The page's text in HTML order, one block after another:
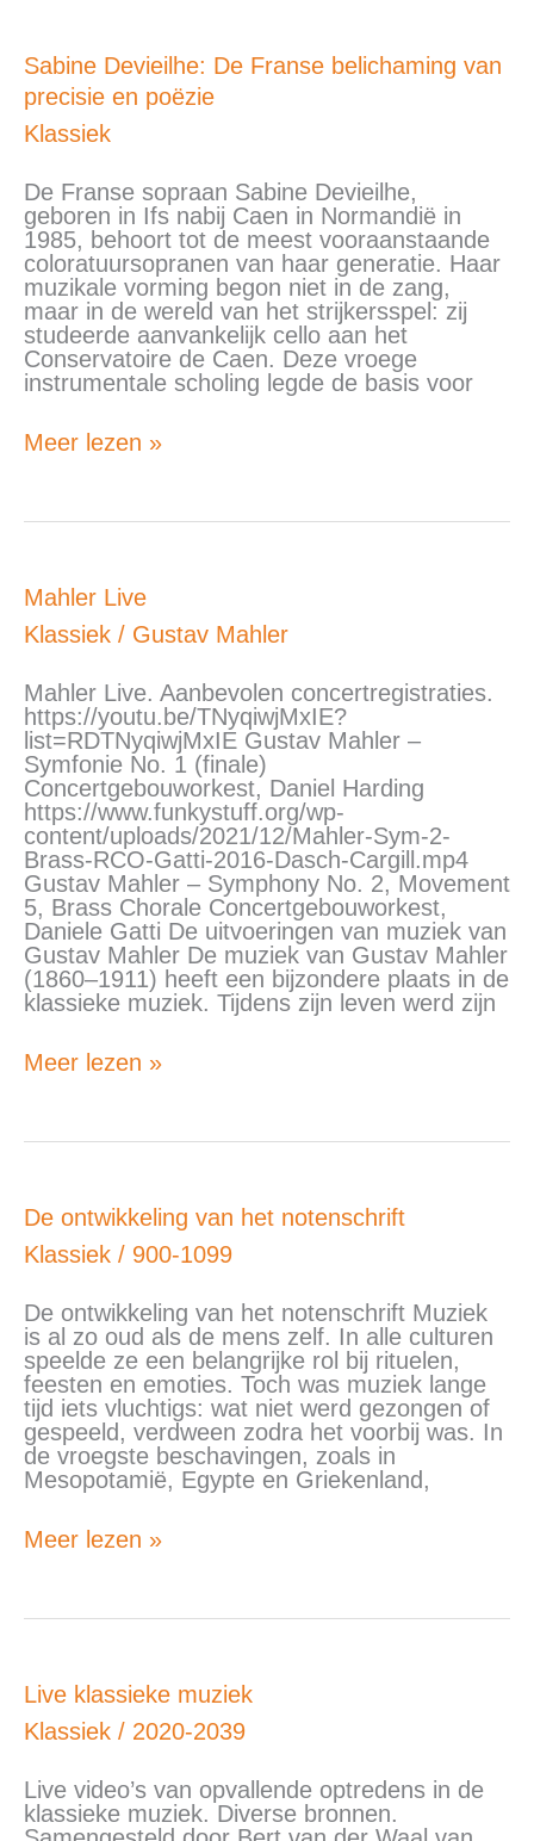
Sabine Devieilhe: De Franse belichaming van
precisie en poëzie
Klassiek
De Franse sopraan Sabine Devieilhe,
geboren in Ifs nabij Caen in Normandië in
1985, behoort tot de meest vooraanstaande
coloratuursopranen van haar generatie. Haar
muzikale vorming begon niet in de zang,
maar in de wereld van het strijkersspel: zij
studeerde aanvankelijk cello aan het
Conservatoire de Caen. Deze vroege
instrumentale scholing legde de basis voor
Sabine
Devieilhe:
De
Franse
van
precisie
en
poëzie
Meer lezen »
Mahler Live
Klassiek / Gustav Mahler
Mahler Live. Aanbevolen concertregistraties.
https://youtu.be/TNyqiwjMxIE?
list=RDTNyqiwjMxIE Gustav Mahler –
Symfonie No. 1 (finale)
Concertgebouworkest, Daniel Harding
https://www.funkystuff.org/wp-
content/uploads/2021/12/Mahler-Sym-2-
Brass-RCO-Gatti-2016-Dasch-Cargill.mp4
Gustav Mahler – Symphony No. 2, Movement
5, Brass Chorale Concertgebouworkest,
Daniele Gatti De uitvoeringen van muziek van
Gustav Mahler De muziek van Gustav Mahler
(1860–1911) heeft een bijzondere plaats in de
klassieke muziek. Tijdens zijn leven werd zijn
Mahler
Meer lezen »
De ontwikkeling van het notenschrift
Klassiek / 900-1099
De ontwikkeling van het notenschrift Muziek
is al zo oud als de mens zelf. In alle culturen
speelde ze een belangrijke rol bij rituelen,
feesten en emoties. Toch was muziek lange
tijd iets vluchtigs: wat niet werd gezongen of
gespeeld, verdween zodra het voorbij was. In
de vroegste beschavingen, zoals in
Mesopotamië, Egypte en Griekenland,
De
van
notenschrift
Meer lezen »
Live klassieke muziek
Klassiek / 2020-2039
Live video’s van opvallende optredens in de
klassieke muziek. Diverse bronnen.
Live
muziek